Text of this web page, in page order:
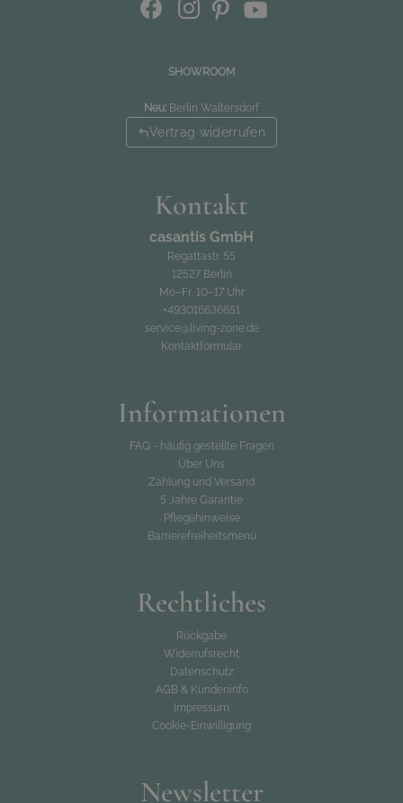
SHOWROOM
Neu: Berlin Waltersdorf
Vertrag widerrufen
Kontakt
casantis GmbH
Regattastr. 55
12527 Berlin
Mo–Fr, 10–17 Uhr
+493016636651
service@living-zone.de
Kontaktformular
Informationen
FAQ - häufig gestellte Fragen
Über Uns
Zahlung und Versand
5 Jahre Garantie
Pflegehinweise
Barrierefreiheitsmenü
Rechtliches
Rückgabe
Widerrufsrecht
Datenschutz
AGB & Kundeninfo
Impressum
Cookie-Einwilligung
Newsletter